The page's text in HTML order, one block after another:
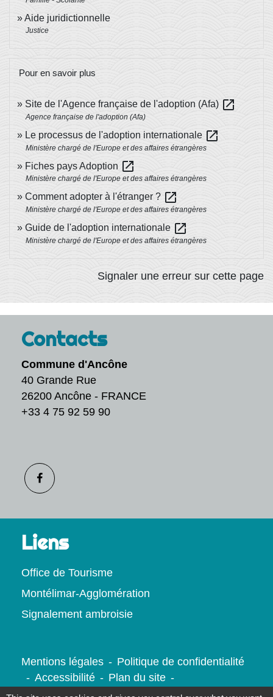
Aide juridictionnelle
Justice
Pour en savoir plus
Site de l'Agence française de l'adoption (Afa) open_in_new
Agence française de l'adoption (Afa)
Le processus de l'adoption internationale open_in_new
Ministère chargé de l'Europe et des affaires étrangères
Fiches pays Adoption open_in_new
Ministère chargé de l'Europe et des affaires étrangères
Comment adopter à l'étranger ? open_in_new
Ministère chargé de l'Europe et des affaires étrangères
Guide de l'adoption internationale open_in_new
Ministère chargé de l'Europe et des affaires étrangères
Signaler une erreur sur cette page
Contacts
Commune d'Ancône
40 Grande Rue
26200 Ancône - FRANCE
+33 4 75 92 59 90
Liens
Office de Tourisme
Montélimar-Agglomération
Signalement ambroisie
Mentions légales - Politique de confidentialité
- Accessibilité - Plan du site -
Gestion des cookies